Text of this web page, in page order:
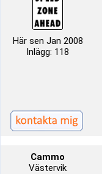
Här sen Jan 2008
Inlägg: 118
Cammo
Västervik